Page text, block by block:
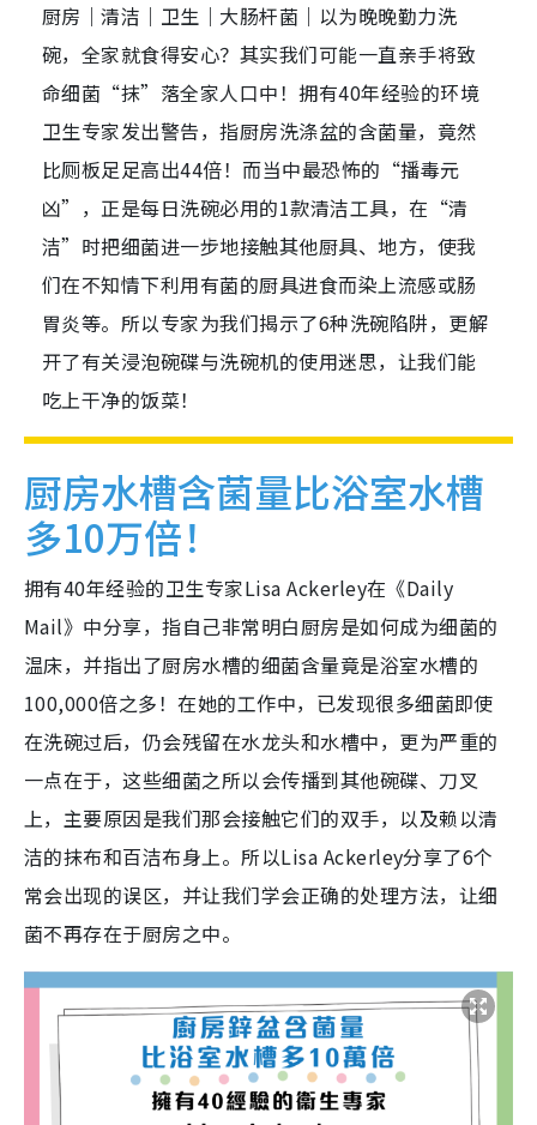
厨房｜清洁｜卫生｜大肠杆菌｜以为晚晚勤力洗
碗，全家就食得安心？其实我们可能一直亲手将致
命细菌“抹”落全家人口中！拥有40年经验的环境
卫生专家发出警告，指厨房洗涤盆的含菌量，竟然
比厕板足足高出44倍！而当中最恐怖的“播毒元
凶”，正是每日洗碗必用的1款清洁工具，在“清
洁”时把细菌进一步地接触其他厨具、地方，使我
们在不知情下利用有菌的厨具进食而染上流感或肠
胃炎等。所以专家为我们揭示了6种洗碗陷阱，更解
开了有关浸泡碗碟与洗碗机的使用迷思，让我们能
吃上干净的饭菜！
厨房水槽含菌量比浴室水槽
多10万倍！
拥有40年经验的卫生专家Lisa Ackerley在《Daily
Mail》中分享，指自己非常明白厨房是如何成为细菌的
温床，并指出了厨房水槽的细菌含量竟是浴室水槽的
100,000倍之多！在她的工作中，已发现很多细菌即使
在洗碗过后，仍会残留在水龙头和水槽中，更为严重的
一点在于，这些细菌之所以会传播到其他碗碟、刀叉
上，主要原因是我们那会接触它们的双手，以及赖以清
洁的抹布和百洁布身上。所以Lisa Ackerley分享了6个
常会出现的误区，并让我们学会正确的处理方法，让细
菌不再存在于厨房之中。